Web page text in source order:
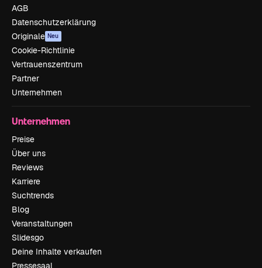
AGB
Datenschutzerklärung
Originale Neu
Cookie-Richtlinie
Vertrauenszentrum
Partner
Unternehmen
Unternehmen
Preise
Über uns
Reviews
Karriere
Suchtrends
Blog
Veranstaltungen
Slidesgo
Deine Inhalte verkaufen
Pressesaal